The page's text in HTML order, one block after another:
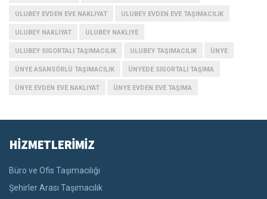
ULUBEY EVDEN EVE NAKLIYAT ULUBEY EVDEN EVE TAŞIMACILIK
ULUBEY NAKLIYAT ULUBEY NAKLIYE
ULUBEY SIGORTALI TAŞIMACILIK ULUBEY TAŞIMACILIK ÜNYE
ÜNYE ASANSÖRLÜ TAŞIMACILIK ÜNYEDE SIGORTALI TAŞIMA
ÜNYE EVDEN EVE NAKLIYAT ÜNYE EVDEN EVE TAŞIMA
HİZMETLERİMİZ
Büro ve Ofis Taşımacılığı
Şehirler Arası Taşımacılık